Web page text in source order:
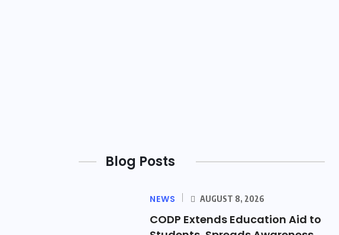
Blog Posts
NEWS AUGUST 8, 2026
CODP Extends Education Aid to